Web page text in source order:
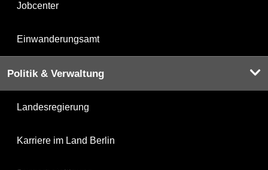
Jobcenter
Einwanderungsamt
Politik & Verwaltung
Landesregierung
Karriere im Land Berlin